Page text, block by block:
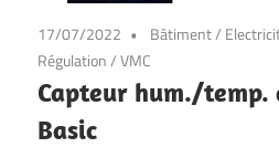
17/07/2022 Bâtiment/
Régulation/VMC
Capteur hum./temp.
Basic